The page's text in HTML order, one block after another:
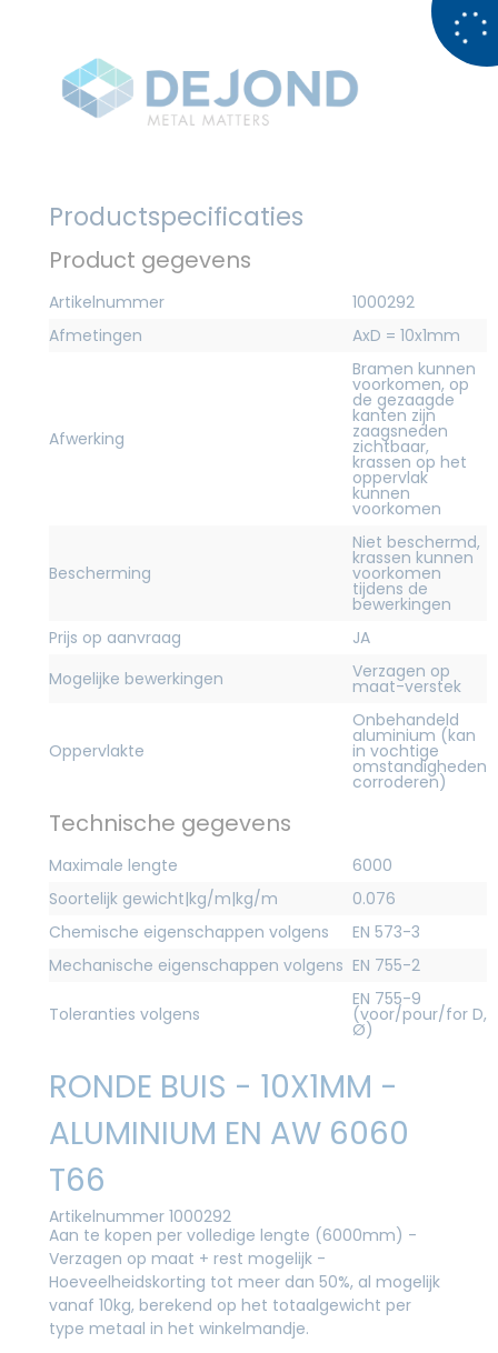
Productspecificaties
Product gegevens
Artikelnummer
1000292
Afmetingen
AxD = 10x1mm
Afwerking
Bramen kunnen
voorkomen, op
de gezaagde
kanten zijn
zaagsneden
zichtbaar,
krassen op het
oppervlak
kunnen
voorkomen
Bescherming
Niet beschermd,
krassen kunnen
voorkomen
tijdens de
bewerkingen
Prijs op aanvraag
JA
Mogelijke bewerkingen
Verzagen op
maat-verstek
Oppervlakte
Onbehandeld
aluminium (kan
in vochtige
omstandigheden
corroderen)
Technische gegevens
Maximale lengte
6000
Soortelijk gewicht|kg/m|kg/m
0.076
Chemische eigenschappen volgens
EN 573-3
Mechanische eigenschappen volgens EN 755-2
Toleranties volgens
EN 755-9
(voor/pour/for D,
Ø)
RONDE BUIS - 10X1MM -
ALUMINIUM EN AW 6060
T66
Artikelnummer 1000292
Aan te kopen per volledige lengte (6000mm) -
Verzagen op maat + rest mogelijk -
Hoeveelheidskorting tot meer dan 50%, al mogelijk
vanaf 10kg, berekend op het totaalgewicht per
type metaal in het winkelmandje.